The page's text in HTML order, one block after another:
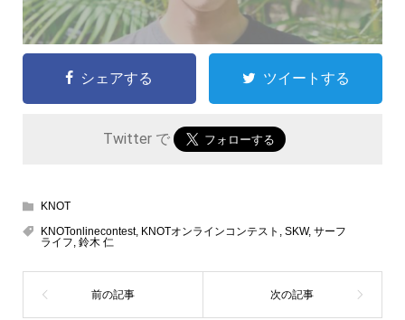
シェアする ツイートする
Twitter で
KNOT
KNOTonlinecontest, KNOTオンラインコンテスト SKW, サーフ
ライフ 鈴木 仁